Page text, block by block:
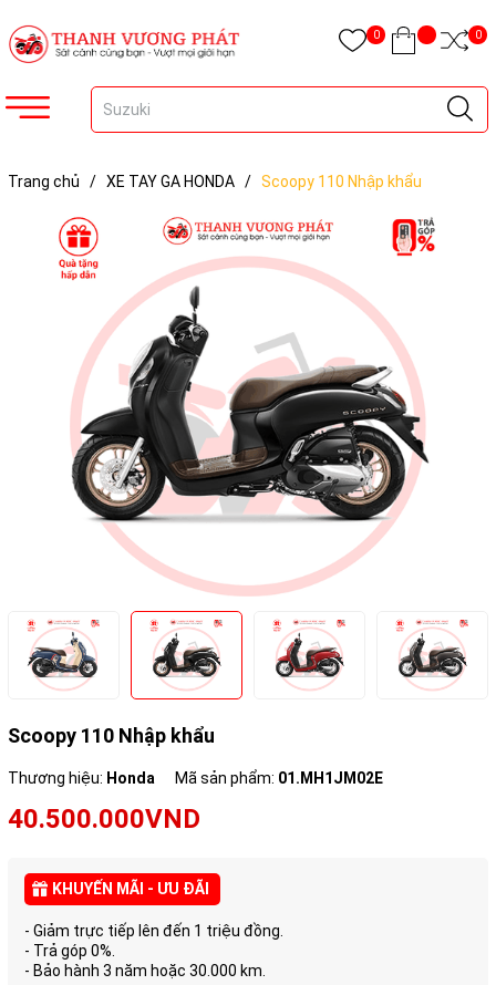
0 0
Trang chủ / XE TAY GA HONDA / Scoopy 110 Nhập khẩu
Scoopy 110 Nhập khẩu
Thương hiệu: Honda Mã sản phẩm: 01.MH1JM02E
40.500.000VND
KHUYẾN MÃI - ƯU ĐÃI
- Giảm trực tiếp lên đến 1 triệu đồng.
- Trả góp 0%.
- Bảo hành 3 năm hoặc 30.000 km.